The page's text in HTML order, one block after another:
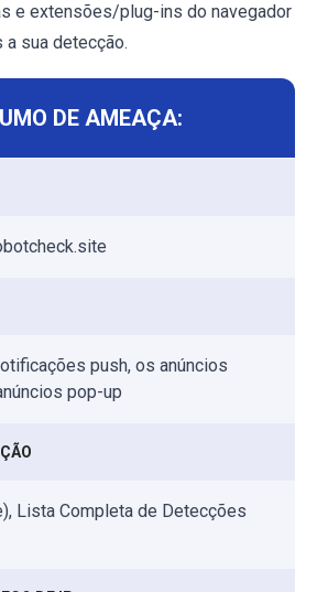
e extensões/plug-ins do navegador
sua detecção.
DE AMEAÇA:
push, os anúncios
pop-up
Lista Completa de Detecções